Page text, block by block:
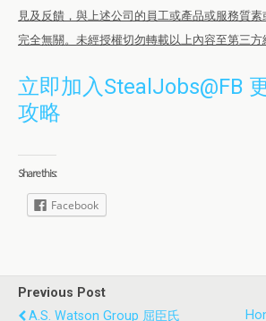
見及反饋，與上述公司的員工或產品或服務質
完全無關。未經授權切勿轉載以上內容至第三方
立即加入StealJobs@FB
攻略
Share this:
Facebook
Previous Post
A.S. Watson Group 屈臣氏